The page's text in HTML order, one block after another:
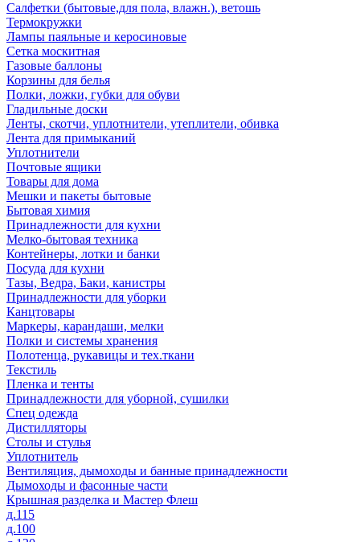
Салфетки (бытовые,для пола, влажн.), ветошь
Термокружки
Лампы паяльные и керосиновые
Сетка москитная
Газовые баллоны
Корзины для белья
Полки, ложки, губки для обуви
Гладильные доски
Ленты, скотчи, уплотнители, утеплители, обивка
Лента для примыканий
Уплотнители
Почтовые ящики
Товары для дома
Мешки и пакеты бытовые
Бытовая химия
Принадлежности для кухни
Мелко-бытовая техника
Контейнеры, лотки и банки
Посуда для кухни
Тазы, Ведра, Баки, канистры
Принадлежности для уборки
Канцтовары
Маркеры, карандаши, мелки
Полки и системы хранения
Полотенца, рукавицы и тех.ткани
Текстиль
Пленка и тенты
Принадлежности для уборной, сушилки
Спец одежда
Дистилляторы
Столы и стулья
Уплотнитель
Вентиляция, дымоходы и банные принадлежности
Дымоходы и фасонные части
Крышная разделка и Мастер Флеш
д.115
д.100